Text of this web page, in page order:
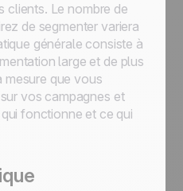
clients. Le nombre de
de segmenter variera
générale consiste à
large et de plus
mesure que vous
vos campagnes et
fonctionne et ce qui